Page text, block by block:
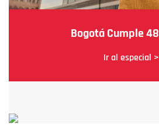
Bogotá Cumple
Ir al especial >